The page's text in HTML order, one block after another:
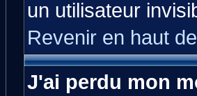
un utilisateur
Revenir en haut
J'ai perdu mon